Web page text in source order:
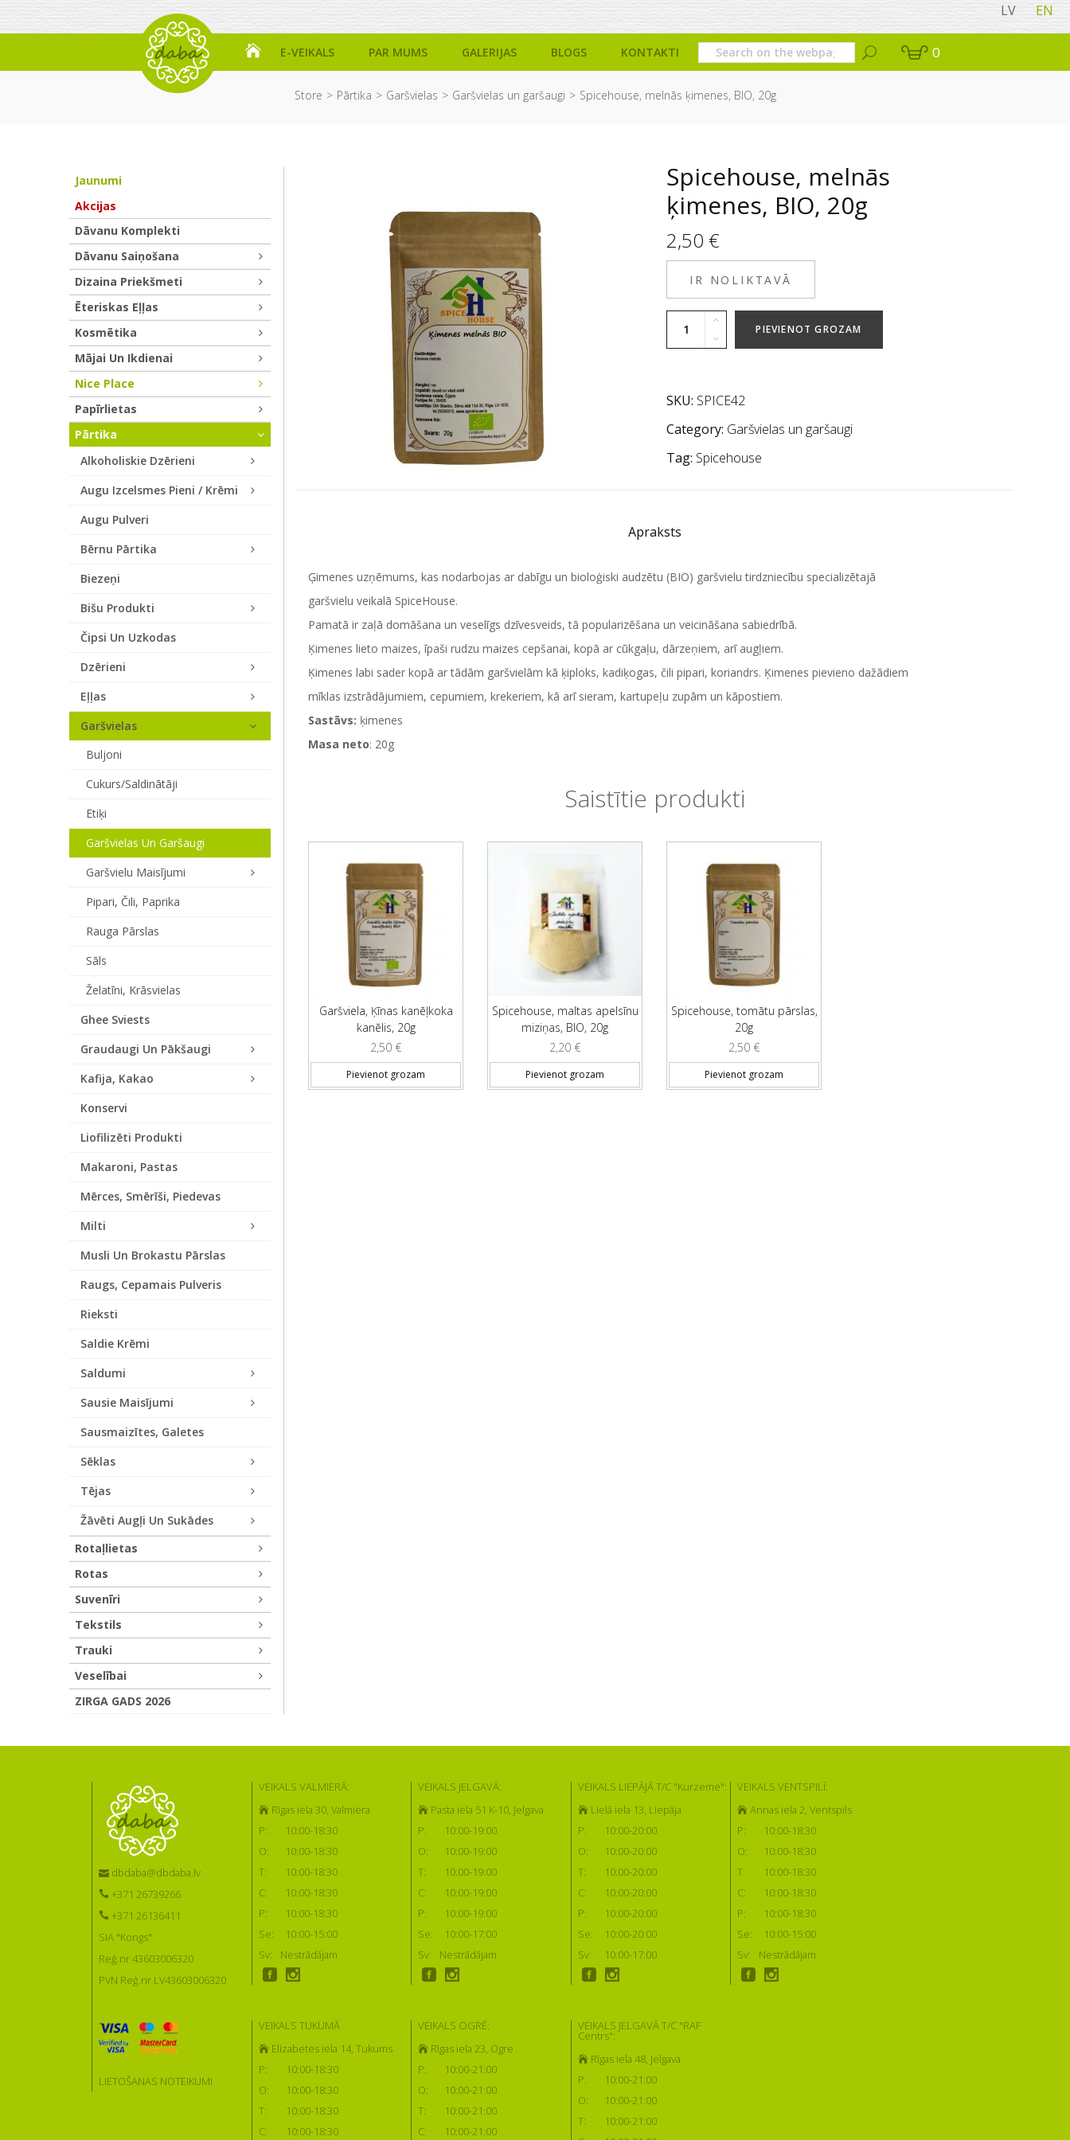
LV EN
E-VEIKALS PAR MUMS GALERIJAS BLOGS KONTAKTI 0
Store Pārtika Garšvielas Garšvielas un garšaugi Spicehouse, melnās ķimenes, BIO, 20g
Spicehouse, melnās
ķimenes, BIO, 20g
2,50 €
IR NOLIKTAVĀ
PIEVIENOT GROZAM
SKU: SPICE42
Category: Garšvielas un garšaugi
Tag: Spicehouse
Apraksts
Ģimenes uzņēmums, kas nodarbojas ar dabīgu un bioloģiski audzētu (BIO) garšvielu tirdzniecību specializētajā
garšvielu veikalā SpiceHouse.
Pamatā ir zaļā domāšana un veselīgs dzīvesveids, tā popularizēšana un veicināšana sabiedrībā.
Ķimenes lieto maizes, īpaši rudzu maizes cepšanai, kopā ar cūkgaļu, dārzeņiem, arī augļiem.
Ķimenes labi sader kopā ar tādām garšvielām kā ķiploks, kadiķogas, čili pipari, koriandrs. Ķimenes pievieno dažādiem
mīklas izstrādājumiem, cepumiem, krekeriem, kā arī sieram, kartupeļu zupām un kāpostiem.
Sastāvs: ķimenes
Masa neto: 20g
Saistītie produkti
Garšviela, Ķīnas kanēļkoka
kanēlis, 20g
2,50 €
Pievienot grozam
Spicehouse, maltas apelsīnu
miziņas, BIO, 20g
2,20 €
Pievienot grozam
Spicehouse, tomātu pārslas,
20g
2,50 €
Pievienot grozam
Jaunumi
Akcijas
Dāvanu Komplekti
Dāvanu Saiņošana
Dizaina Priekšmeti
Ēteriskas Eļļas
Kosmētika
Mājai Un Ikdienai
Nice Place
Papīrlietas
Pārtika
Alkoholiskie Dzērieni
Augu Izcelsmes Pieni / Krēmi
Augu Pulveri
Bērnu Pārtika
Biezeņi
Bišu Produkti
Čipsi Un Uzkodas
Dzērieni
Eļļas
Garšvielas
Buljoni
Cukurs/saldinātāji
Etiķi
Garšvielas Un Garšaugi
Garšvielu Maisījumi
Pipari, Čili, Paprika
Rauga Pārslas
Sāls
Želatīni, Krāsvielas
Ghee Sviests
Graudaugi Un Pākšaugi
Kafija, Kakao
Konservi
Liofilizēti Produkti
Makaroni, Pastas
Mērces, Smērīši, Piedevas
Milti
Musli Un Brokastu Pārslas
Raugs, Cepamais Pulveris
Rieksti
Saldie Krēmi
Saldumi
Sausie Maisījumi
Sausmaizītes, Galetes
Sēklas
Tējas
Žāvēti Augļi Un Sukādes
Rotaļlietas
Rotas
Suvenīri
Tekstils
Trauki
Veselībai
ZIRGA GADS 2026
dbdaba@dbdaba.lv
+371 26739266
+371 26136411
SIA "Kongs"
Reģ.nr 43603006320
PVN Reģ.nr LV43603006320
LIETOŠANAS NOTEIKUMI
VEIKALS VALMIERĀ:
Rīgas iela 30, Valmiera
P:
10:00-18:30
O:
10:00-18:30
T:
10:00-18:30
C:
10:00-18:30
P:
10:00-18:30
Se:
10:00-15:00
Sv:
Nestrādājam
VEIKALS JELGAVĀ:
Pasta iela 51 K-10, Jelgava
P:
10:00-19:00
O:
10:00-19:00
T:
10:00-19:00
C:
10:00-19:00
P:
10:00-19:00
Se:
10:00-17:00
Sv:
Nestrādājam
VEIKALS LIEPĀJĀ T/C "Kurzeme":
Lielā iela 13, Liepāja
P:
10:00-20:00
O:
10:00-20:00
T:
10:00-20:00
C:
10:00-20:00
P:
10:00-20:00
Se:
10:00-20:00
Sv:
10:00-17:00
VEIKALS VENTSPILĪ:
Annas iela 2, Ventspils
P:
10:00-18:30
O:
10:00-18:30
T:
10:00-18:30
C:
10:00-18:30
P:
10:00-18:30
Se:
10:00-15:00
Sv:
Nestrādājam
VEIKALS TUKUMĀ
Elizabetes iela 14, Tukums
P:
10:00-18:30
O:
10:00-18:30
T:
10:00-18:30
C:
10:00-18:30
VEIKALS OGRĒ:
Rīgas iela 23, Ogre
P:
10:00-21:00
O:
10:00-21:00
T:
10:00-21:00
C:
10:00-21:00
VEIKALS JELGAVĀ T/C "RAF
Centrs":
Rīgas iela 48, Jelgava
P:
10:00-21:00
O:
10:00-21:00
T:
10:00-21:00